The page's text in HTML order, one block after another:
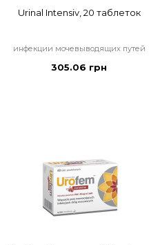
Urinal Intensiv, 20 таблеток
инфекции мочевыводящих путей
305.06 грн